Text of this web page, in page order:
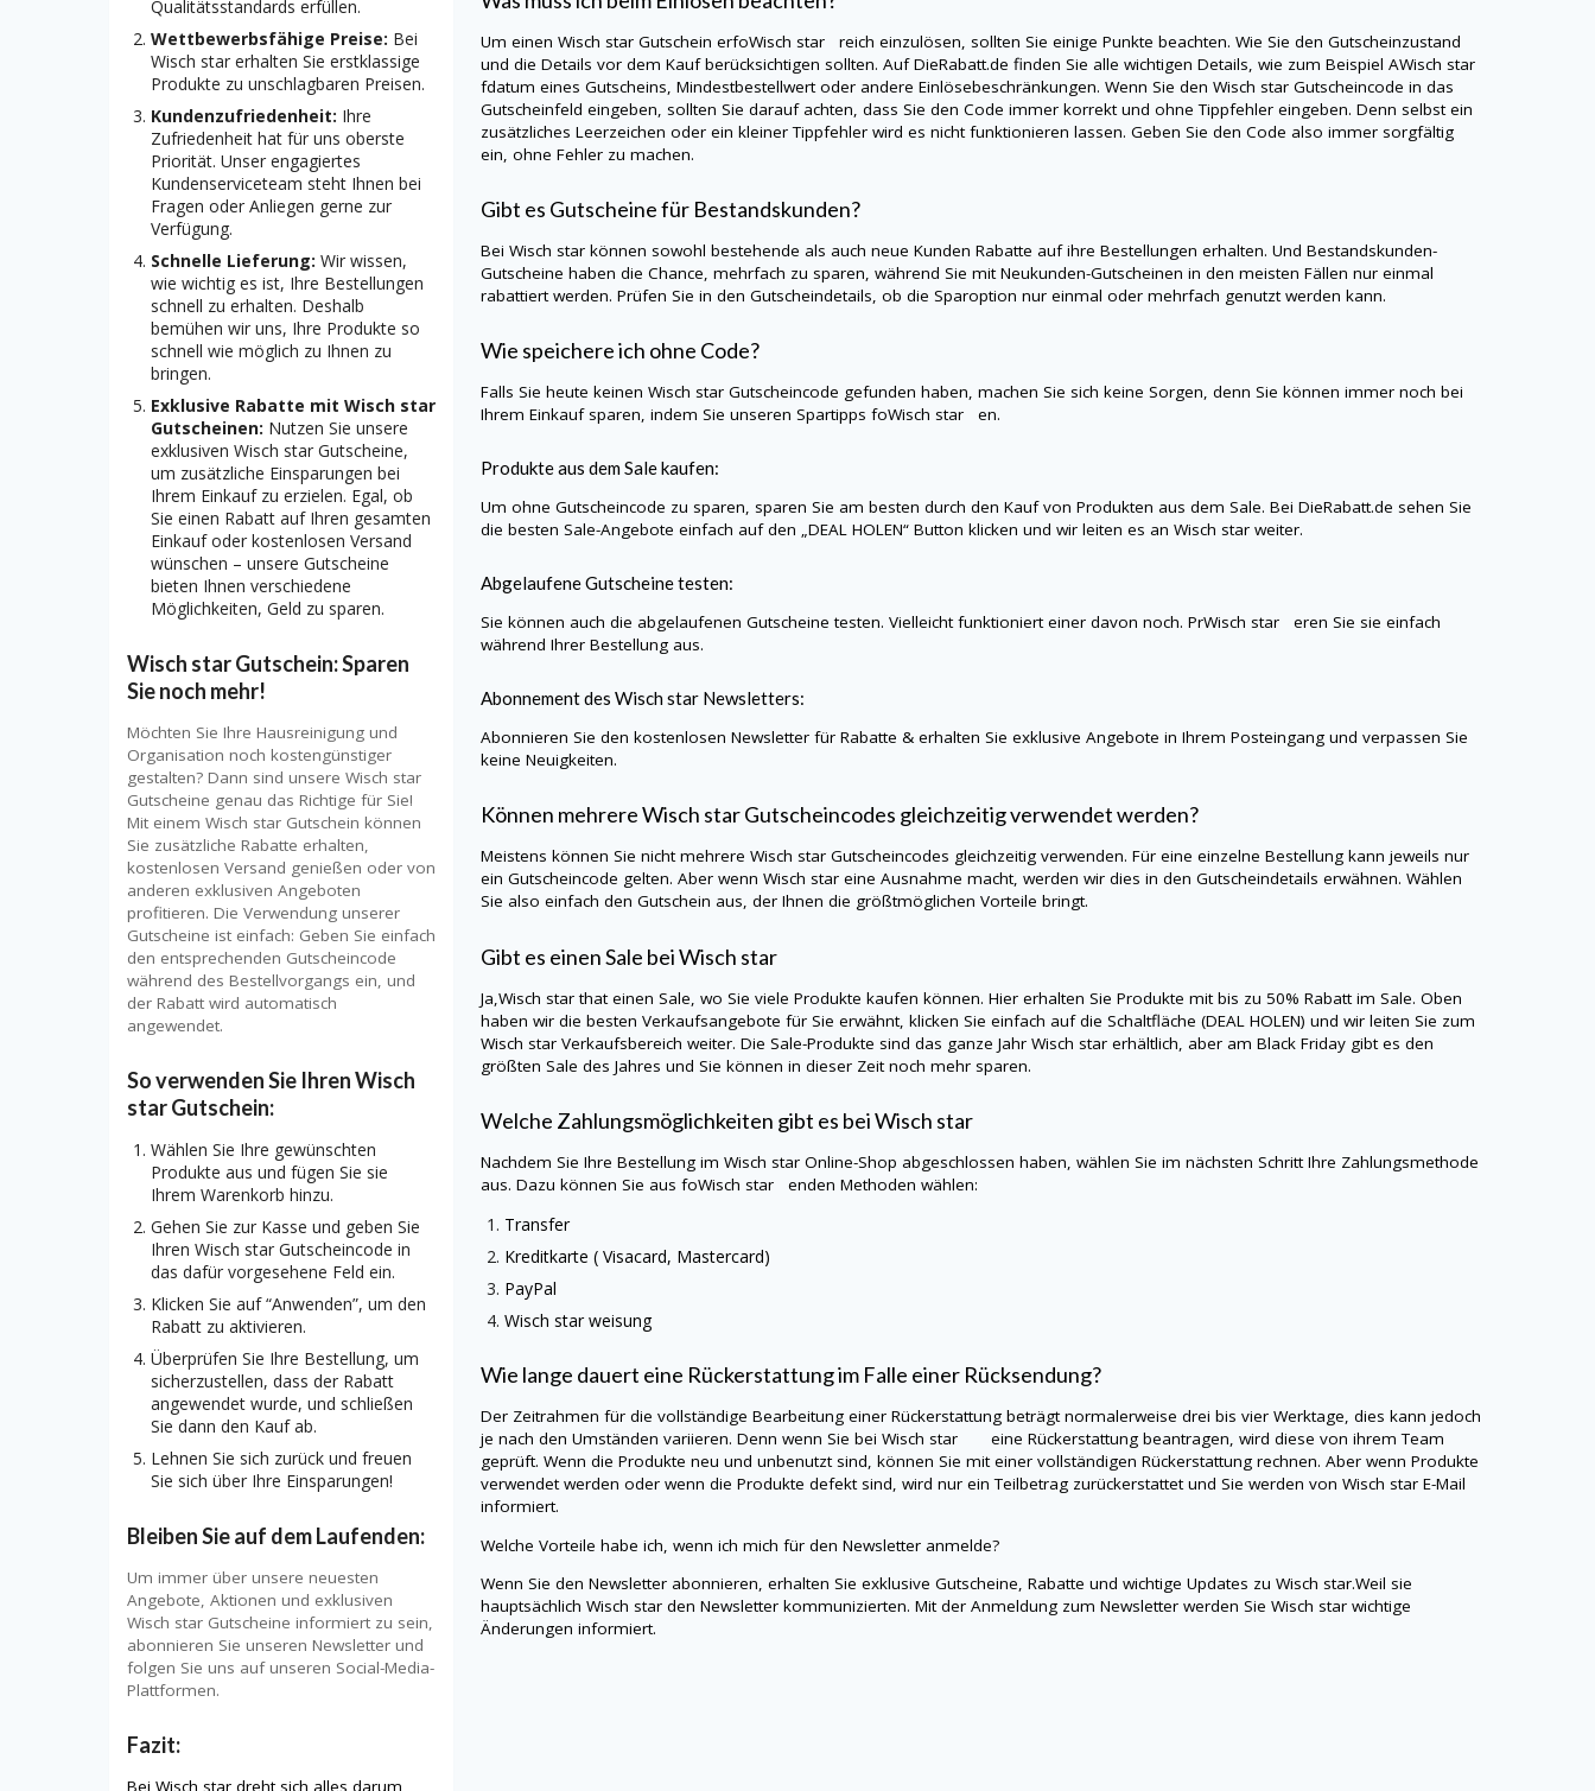
Um einenWisch starGutschein erfoWisch star reich einzulösen, sollten Sie einige Punkte beachten. Wie Sie den Gutscheinzustand
und die Details vor dem Kauf berücksichtigen sollten. AufDieRabatt.de finden Sie alle wichtigen Details, wie zum Beispiel AWisch star
fdatum eines Gutscheins, Mindestbestellwert oder andere Einlösebeschränkungen. Wenn Sie denWisch starGutscheincode in das
Gutscheinfeld eingeben, sollten Sie darauf achten, dass Sie den Code immer korrekt und ohne Tippfehler eingeben. Denn selbst ein
zusätzliches Leerzeichen oder ein kleiner Tippfehler wird es nicht funktionieren lassen. Geben Sie den Code also immer sorgfältig
ein, ohne Fehler zu machen.
Gibt es Gutscheine für Bestandskunden?
BeiWisch starkönnen sowohl bestehende als auch neue Kunden Rabatte auf ihre Bestellungen erhalten. Und Bestandskunden-
Gutscheine haben die Chance, mehrfach zu sparen, während Sie mit Neukunden-Gutscheinen in den meisten Fällen nur einmal
rabattiert werden. Prüfen Sie in den Gutscheindetails, ob die Sparoption nur einmal oder mehrfach genutzt werden kann.
Wie speichere ich ohne Code?
Falls Sie heute keinenWisch starGutscheincode gefunden haben, machen Sie sich keine Sorgen, denn Sie können immer noch bei
Ihrem Einkauf sparen, indem Sie unseren Spartipps foWisch star en.
Produkte aus dem Sale kaufen:
Um ohne Gutscheincode zu sparen, sparen Sie am besten durch den Kauf von Produkten aus dem Sale. Bei DieRabatt.de sehen Sie
die besten Sale-Angebote einfach auf den „DEAL HOLEN“ Button klicken und wir leiten es anWisch starweiter.
Abgelaufene Gutscheine testen:
Sie können auch die abgelaufenen Gutscheine testen. Vielleicht funktioniert einer davon noch. PrWisch star eren Sie sie einfach
während Ihrer Bestellung aus.
Abonnement desWisch star Newsletters:
Abonnieren Sie den kostenlosen Newsletter für Rabatte & erhalten Sie exklusive Angebote in Ihrem Posteingang und verpassen Sie
keine Neuigkeiten.
Können mehrereWisch starGutscheincodes gleichzeitig verwendet werden?
Meistens können Sie nicht mehrereWisch starGutscheincodes gleichzeitig verwenden. Für eine einzelne Bestellung kann jeweils nur
ein Gutscheincode gelten. Aber wennWisch stareine Ausnahme macht, werden wir dies in den Gutscheindetails erwähnen. Wählen
Sie also einfach den Gutschein aus, der Ihnen die größtmöglichen Vorteile bringt.
Gibt es einen Sale beiWisch star
Ja,Wisch starthat einen Sale, wo Sie viele Produkte kaufen können. Hier erhalten Sie Produkte mit bis zu 50% Rabatt im Sale. Oben
haben wir die besten Verkaufsangebote für Sie erwähnt, klicken Sie einfach auf die Schaltfläche (DEAL HOLEN) und wir leiten Sie zum
Wisch starVerkaufsbereich weiter. Die Sale-Produkte sind das ganze JahrWisch starerhältlich, aber am Black Friday gibt es den
größten Sale des Jahres und Sie können in dieser Zeit noch mehr sparen.
Welche Zahlungsmöglichkeiten gibt es beiWisch star
Nachdem Sie Ihre Bestellung imWisch starOnline-Shop abgeschlossen haben, wählen Sie im nächsten Schritt Ihre Zahlungsmethode
aus. Dazu können Sie aus foWisch star enden Methoden wählen:
Transfer
Kreditkarte (Visacard, Mastercard)
PayPal
Wisch starweisung
Wie lange dauert eine Rückerstattung im Falle einer Rücksendung?
Der Zeitrahmen für die vollständige Bearbeitung einer Rückerstattung beträgt normalerweise drei bis vier Werktage, dies kann jedoch
je nach den Umständen variieren. Denn wenn Sie bei Wisch star eine Rückerstattung beantragen, wird diese von ihrem Team
geprüft. Wenn die Produkte neu und unbenutzt sind, können Sie mit einer vollständigen Rückerstattung rechnen. Aber wenn Produkte
verwendet werden oder wenn die Produkte defekt sind, wird nur ein Teilbetrag zurückerstattet und Sie werden vonWisch starE-Mail
informiert.
Welche Vorteile habe ich, wenn ich mich für den Newsletter anmelde?
Wenn Sie den Newsletter abonnieren, erhalten Sie exklusive Gutscheine, Rabatte und wichtige Updates zuWisch star.Weil sie
hauptsächlichWisch starden Newsletter kommunizierten. Mit der Anmeldung zum Newsletter werden SieWisch starwichtige
Änderungen informiert.
Qualitätsstandards erfüllen.
Wettbewerbsfähige Preise: Bei
Wisch star erhalten Sie erstklassige
Produkte zu unschlagbaren Preisen.
Kundenzufriedenheit: Ihre
Zufriedenheit hat für uns oberste
Priorität. Unser engagiertes
Kundenserviceteam steht Ihnen bei
Fragen oder Anliegen gerne zur
Verfügung.
Schnelle Lieferung: Wir wissen,
wie wichtig es ist, Ihre Bestellungen
schnell zu erhalten. Deshalb
bemühen wir uns, Ihre Produkte so
schnell wie möglich zu Ihnen zu
bringen.
Exklusive Rabatte mit Wisch star
Gutscheinen: Nutzen Sie unsere
exklusiven Wisch star Gutscheine,
um zusätzliche Einsparungen bei
Ihrem Einkauf zu erzielen. Egal, ob
Sie einen Rabatt auf Ihren gesamten
Einkauf oder kostenlosen Versand
wünschen – unsere Gutscheine
bieten Ihnen verschiedene
Möglichkeiten, Geld zu sparen.
Wisch star Gutschein: Sparen
Sie noch mehr!
Möchten Sie Ihre Hausreinigung und
Organisation noch kostengünstiger
gestalten? Dann sind unsere Wisch star
Gutscheine genau das Richtige für Sie!
Mit einem Wisch star Gutschein können
Sie zusätzliche Rabatte erhalten,
kostenlosen Versand genießen oder von
anderen exklusiven Angeboten
profitieren. Die Verwendung unserer
Gutscheine ist einfach: Geben Sie einfach
den entsprechenden Gutscheincode
während des Bestellvorgangs ein, und
der Rabatt wird automatisch
angewendet.
So verwenden Sie Ihren Wisch
star Gutschein:
Wählen Sie Ihre gewünschten
Produkte aus und fügen Sie sie
Ihrem Warenkorb hinzu.
Gehen Sie zur Kasse und geben Sie
Ihren Wisch star Gutscheincode in
das dafür vorgesehene Feld ein.
Klicken Sie auf “Anwenden”, um den
Rabatt zu aktivieren.
Überprüfen Sie Ihre Bestellung, um
sicherzustellen, dass der Rabatt
angewendet wurde, und schließen
Sie dann den Kauf ab.
Lehnen Sie sich zurück und freuen
Sie sich über Ihre Einsparungen!
Bleiben Sie auf dem Laufenden:
Um immer über unsere neuesten
Angebote, Aktionen und exklusiven
Wisch star Gutscheine informiert zu sein,
abonnieren Sie unseren Newsletter und
folgen Sie uns auf unseren Social-Media-
Plattformen.
Fazit:
Bei Wisch star dreht sich alles darum,